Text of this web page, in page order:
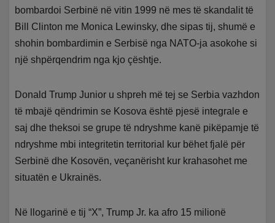
bombardoi Serbinë në vitin 1999 në mes të skandalit të
Bill Clinton me Monica Lewinsky, dhe sipas tij, shumë e
shohin bombardimin e Serbisë nga NATO-ja asokohe si
një shpërqendrim nga kjo çështje.
Donald Trump Junior u shpreh më tej se Serbia vazhdon
të mbajë qëndrimin se Kosova është pjesë integrale e
saj dhe theksoi se grupe të ndryshme kanë pikëpamje të
ndryshme mbi integritetin territorial kur bëhet fjalë për
Serbinë dhe Kosovën, veçanërisht kur krahasohet me
situatën e Ukrainës.
Në llogarinë e tij “X”, Trump Jr. ka afro 15 milionë